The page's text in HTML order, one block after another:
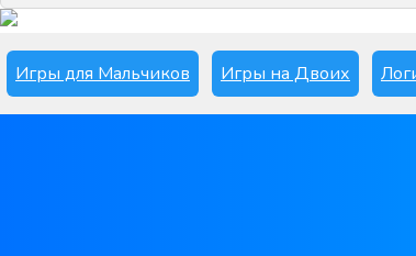
Игры для Мальчиков Игры на Двоих